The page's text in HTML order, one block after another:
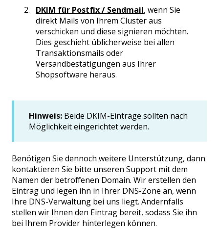
DKIM für Postfix / Sendmail, wenn Sie
direkt Mails von Ihrem Cluster aus
verschicken und diese signieren möchten.
Dies geschieht üblicherweise bei allen
Transaktionsmails oder
Versandbestätigungen aus Ihrer
Shopsoftware heraus.
Hinweis: Beide DKIM-Einträge sollten nach
Möglichkeit eingerichtet werden.
Benötigen Sie dennoch weitere Unterstützung, dann
kontaktieren Sie bitte unseren Support mit dem
Namen der betroffenen Domain. Wir erstellen den
Eintrag und legen ihn in Ihrer DNS-Zone an, wenn
Ihre DNS-Verwaltung bei uns liegt. Andernfalls
stellen wir Ihnen den Eintrag bereit, sodass Sie ihn
bei Ihrem Provider hinterlegen können.